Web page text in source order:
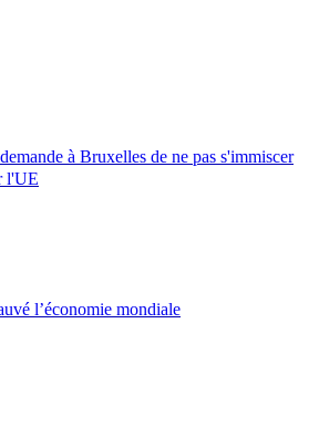
à Bruxelles de ne pas s'immiscer
l'UE
l’économie mondiale